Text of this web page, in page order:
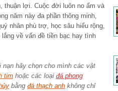
thuận lợi. Cuộc đời luôn no ấm và
năm này đa phần thông minh,
nhân phù trợ, học sâu hiểu rộng,
về vấn đề tiền bạc hay tình
hãy chọn cho mình các vật
timhoặc các loại đá phong
bằng đá thạch anh không chỉ